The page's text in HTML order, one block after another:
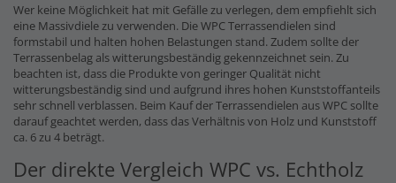
Wer keine Möglichkeit hat mit Gefälle zu verlegen, dem empfiehlt sich
eine Massivdiele zu verwenden. Die WPC Terrassendielen sind
formstabil und halten hohen Belastungen stand. Zudem sollte der
Terrassenbelag als witterungsbeständig gekennzeichnet sein. Zu
beachten ist, dass die Produkte von geringer Qualität nicht
witterungsbeständig sind und aufgrund ihres hohen Kunststoffanteils
sehr schnell verblassen. Beim Kauf der Terrassendielen aus WPC sollte
darauf geachtet werden, dass das Verhältnis von Holz und Kunststoff
ca. 6 zu 4 beträgt.
Der direkte Vergleich WPC vs. Echtholz